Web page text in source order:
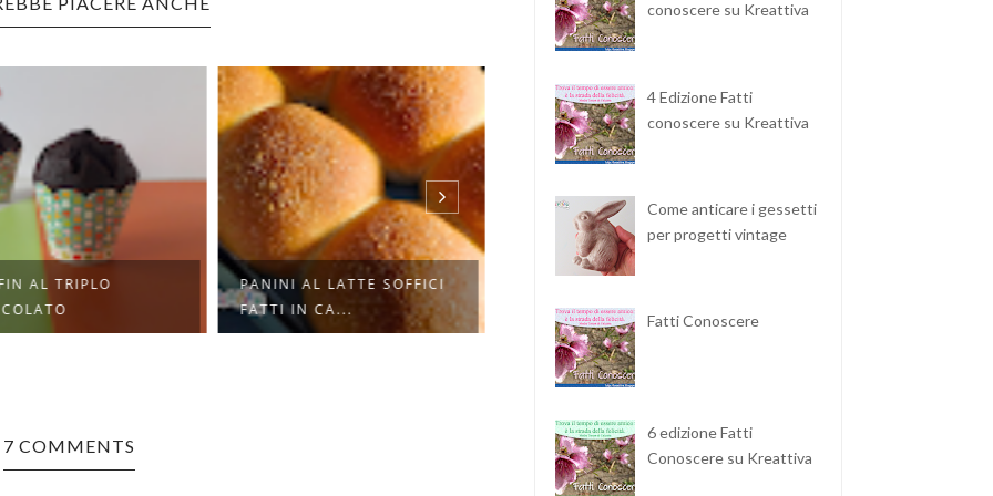
AL TRIPLO
PANINI AL LATTE SOFFICI
FATTI IN CA...
TAZZE CON LA STAM...
7 COMMENTS
conoscere su Kreattiva
4 Edizione Fatti
conoscere su Kreattiva
Come anticare i gessetti
per progetti vintage
Fatti Conoscere
6 edizione Fatti
Conoscere su Kreattiva